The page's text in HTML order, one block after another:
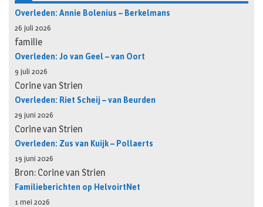
Overleden: Annie Bolenius – Berkelmans
26 juli 2026
familie
Overleden: Jo van Geel – van Oort
9 juli 2026
Corine van Strien
Overleden: Riet Scheij – van Beurden
29 juni 2026
Corine van Strien
Overleden: Zus van Kuijk – Pollaerts
19 juni 2026
Bron: Corine van Strien
Familieberichten op HelvoirtNet
1 mei 2026